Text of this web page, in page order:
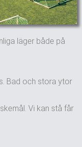
läger både på
Bad och stora ytor
Vi kan stå får